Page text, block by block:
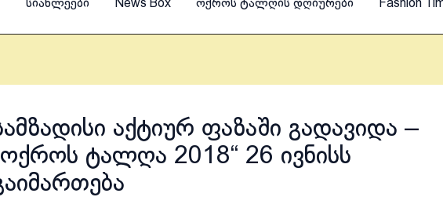
სიახლეები News Box ოქროს ტალღის დღიურები Fashion
აქტიურ ფაზაში გადავიდა –
ტალღა 2018“ 26 ივნისს